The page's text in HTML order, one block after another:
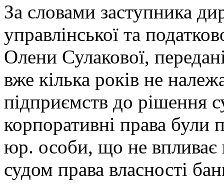
За словами заступника
управлінської та
Олени Сулакової,
вже кілька років не
підприємств до рішення
корпоративні права були
юр. особи, що не впливає
судом права власності